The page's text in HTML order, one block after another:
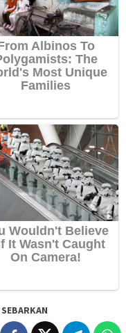
SEBARKAN